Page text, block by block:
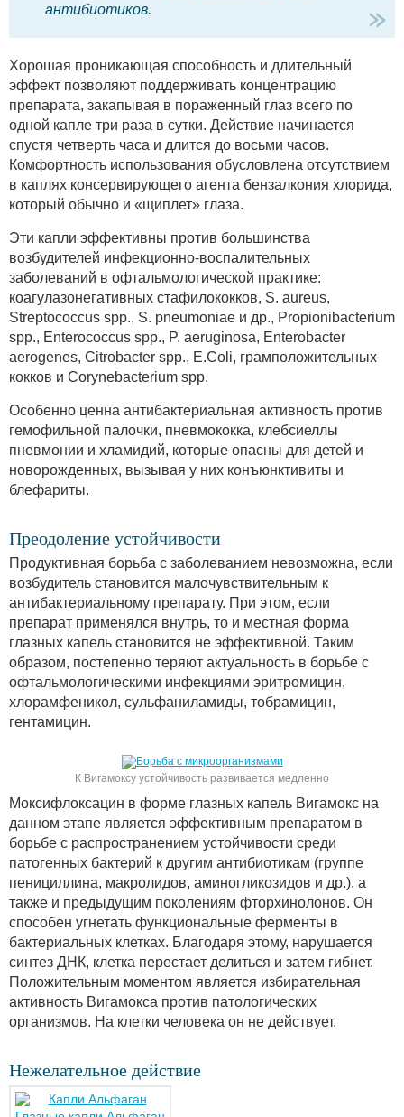
антибиотиков.
Хорошая проникающая способность и длительный
эффект позволяют поддерживать концентрацию
препарата, закапывая в пораженный глаз всего по
одной капле три раза в сутки. Действие начинается
спустя четверть часа и длится до восьми часов.
Комфортность использования обусловлена отсутствием
в каплях консервирующего агента бензалкония хлорида,
который обычно и «щиплет» глаза.
Эти капли эффективны против большинства
возбудителей инфекционно-воспалительных
заболеваний в офтальмологической практике:
коагулазонегативных стафилококков, S. aureus,
Streptococcus spp., S. pneumoniae и др., Propionibacterium
spp., Enterococcus spp., P. aeruginosa, Enterobacter
aerogenes, Citrobacter spp., E.Coli, грамположительных
кокков и Corynebacterium spp.
Особенно ценна антибактериальная активность против
гемофильной палочки, пневмококка, клебсиеллы
пневмонии и хламидий, которые опасны для детей и
новорожденных, вызывая у них конъюнктивиты и
блефариты.
Преодоление устойчивости
Продуктивная борьба с заболеванием невозможна, если
возбудитель становится малочувствительным к
антибактериальному препарату. При этом, если
препарат применялся внутрь, то и местная форма
глазных капель становится не эффективной. Таким
образом, постепенно теряют актуальность в борьбе с
офтальмологическими инфекциями эритромицин,
хлорамфеникол, сульфаниламиды, тобрамицин,
гентамицин.
К Вигамоксу устойчивость развивается медленно
Моксифлоксацин в форме глазных капель Вигамокс на
данном этапе является эффективным препаратом в
борьбе с распространением устойчивости среди
патогенных бактерий к другим антибиотикам (группе
пенициллина, макролидов, аминогликозидов и др.), а
также и предыдущим поколениям фторхинолонов. Он
способен угнетать функциональные ферменты в
бактериальных клетках. Благодаря этому, нарушается
синтез ДНК, клетка перестает делиться и затем гибнет.
Положительным моментом является избирательная
активность Вигамокса против патологических
организмов. На клетки человека он не действует.
Нежелательное действие